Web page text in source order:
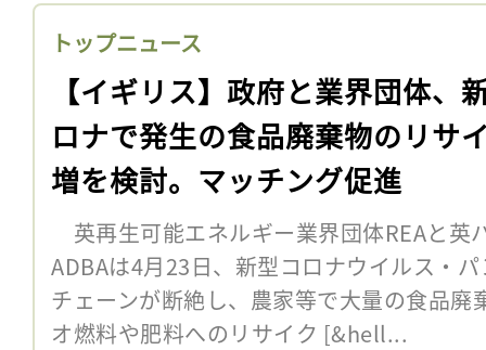
トップニュース
【イギリス】政府と業界団体、
ロナで発生の食品廃棄物のリサ
増を検討。マッチング促進
英再生可能エネルギー業界団体REAと英
ADBAは4月23日、新型コロナウイルス・
チェーンが断絶し、農家等で大量の食品廃
オ燃料や肥料へのリサイク [&hell...